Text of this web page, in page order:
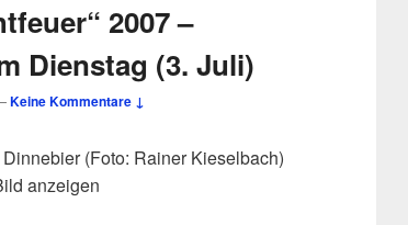
2007 –
Dienstag (3. Juli)
Keine Kommentare ↓
(Foto: Rainer Kieselbach)
anzeigen